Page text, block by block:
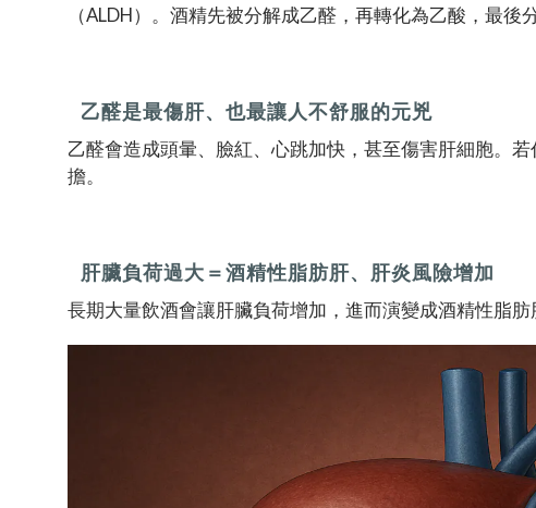
（ALDH）。酒精先被分解成乙醛，再轉化為乙酸，最後
乙醛是最傷肝、也最讓人不舒服的元兇
乙醛會造成頭暈、臉紅、心跳加快，甚至傷害肝細胞。
擔。
肝臟負荷過大＝酒精性脂肪肝、肝炎風險增加
長期大量飲酒會讓肝臟負荷增加，進而演變成酒精性脂